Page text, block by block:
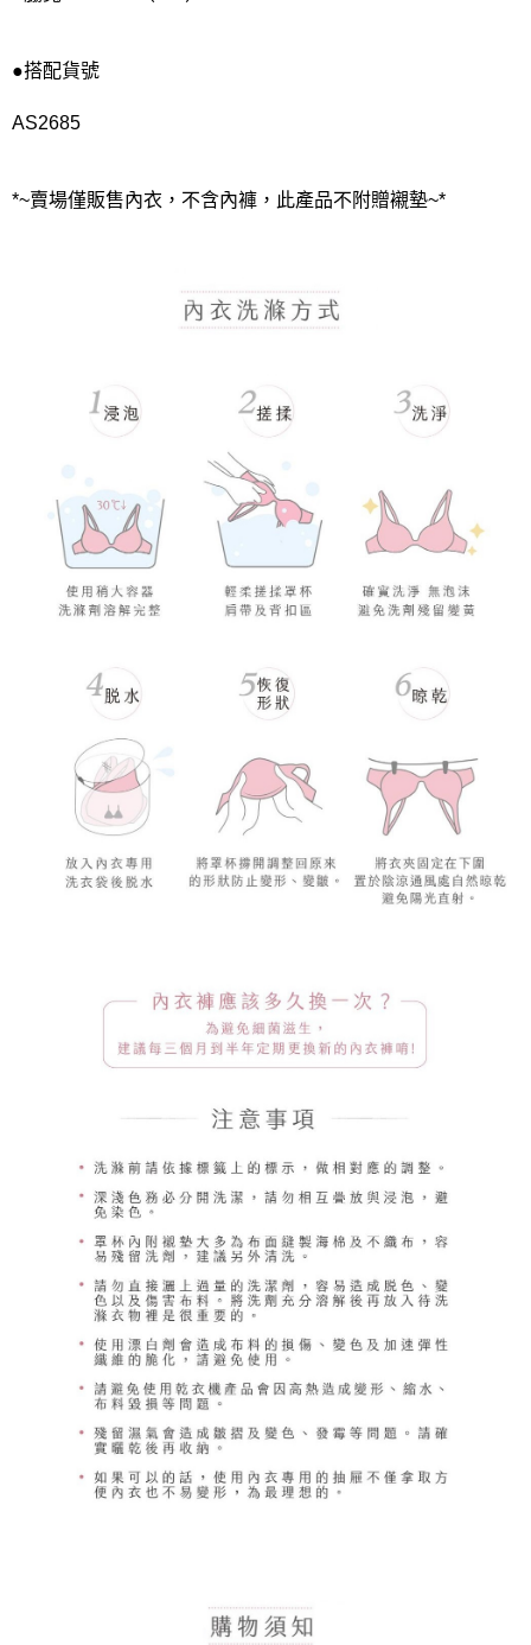
●搭配貨號
AS2685
*~賣場僅販售內衣，不含內褲，此產品不附贈襯墊~*